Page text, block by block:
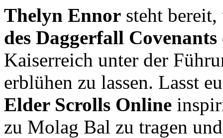
Thelyn Ennor steht bereit,
des Daggerfall Covenants
Kaiserreich unter der
erblühen zu lassen. Lasst
Elder Scrolls Online
zu Molag Bal zu tragen